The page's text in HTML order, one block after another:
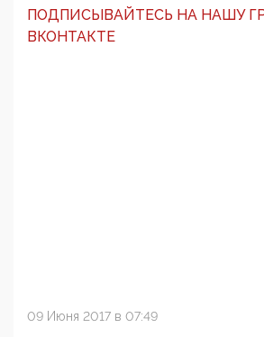
ПОДПИСЫВАЙТЕСЬ НА НАШУ
ВКОНТАКТЕ
09 Июня 2017 в 07:49